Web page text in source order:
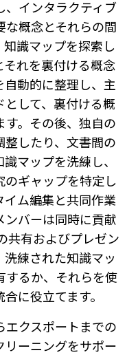
、インタラクティブ
概念とそれらの間
識マップを探索し
それを裏付ける概念
動的に整理し、主
して、裏付ける概
す。その後、独自の
整したり、文書間の
マップを洗練し、
のギャップを特定し
イム編集と共同作業
ンバーは同時に貢献
共有およびプレゼン
練された知識マッ
するか、それらを使
に役立てます。
エクスポートまでの
リーニングをサポー